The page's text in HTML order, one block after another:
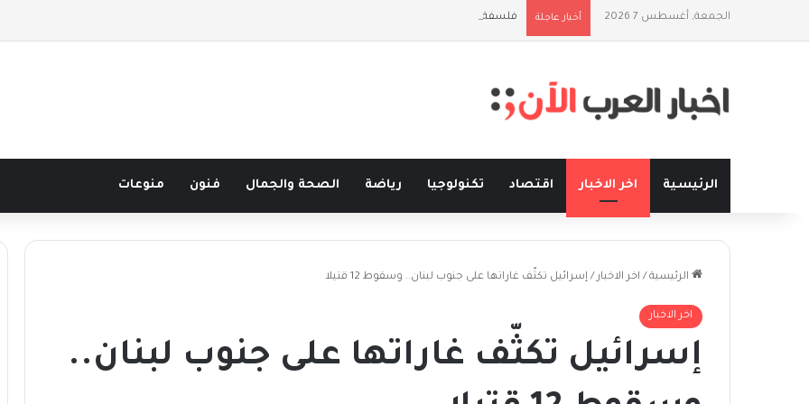
الجمعة, أغسطس 7 2026 أخبار عاجلة فلسفة الخيط والموج: نصف قرن في مدرسة البحر مع غسان المزيدي
الرئيسية اخر الاخبار اقتصاد تكنولوجيا رياضة الصحة والجمال فنون منوعات
الرئيسية / اخر الاخبار / إسرائيل تكثّف غاراتها على جنوب لبنان.. وسقوط 12 قتيلا
اخر الاخبار
إسرائيل تكثّف غاراتها على جنوب لبنان..